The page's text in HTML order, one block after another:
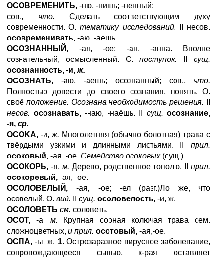
ОСОВРЕМЕНИТЬ, -ню, -нишь; -ненный;
сов., что. Сделать соответствующим духу
современности. О.тематику исследований.
II несов.
осовременивать, -аю, -аешь.
ОСОЗНАННЫЙ, -ая, -ое; -ан, -анна. Вполне
сознательный, осмысленный. О.поступок. IIсущ.
осознанность, -и, ж.
ОСОЗНАТЬ, -аю, -аешь; осознанный; сов., что.
Полностью довести до своего сознания, понять. О.
своё положение. Осознана необходимость решения.
несов. осознавать,-наю, -наёшь. II сущ. осознание,
-я, ср.
OCOKA, -и, ж. Многолетняя (обычно болотная) трава с
твёрдыми узкими и длинными листьями. II прил.
осоковый, -ая, -ое. Семейство осоковых(сущ.).
ОСОКОРЬ, -я, м. Дерево, родственное тополю. II прил.
осокоревый, -ая, -ое.
ОСОЛОВЕЛЫЙ, -ая, -ое; -ел (разг.)Ло же, что
осовелый. О. вид. сущ. осоловелость, -и, ж.
ОСОЛОВЕТЬ см. соловеть.
OCOT, -а,м. Крупная сорная колючая трава сем.
сложноцветных, и прил. осотовый, -ая,-ое.
ОСПА, -ы, ж. 1.Острозаразное вирусное заболевание,
сопровождающееся сыпью, к-рая оставляет